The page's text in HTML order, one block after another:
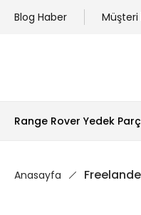
Blog Haber Müşteri
Range Rover Yedek
Anasayfa